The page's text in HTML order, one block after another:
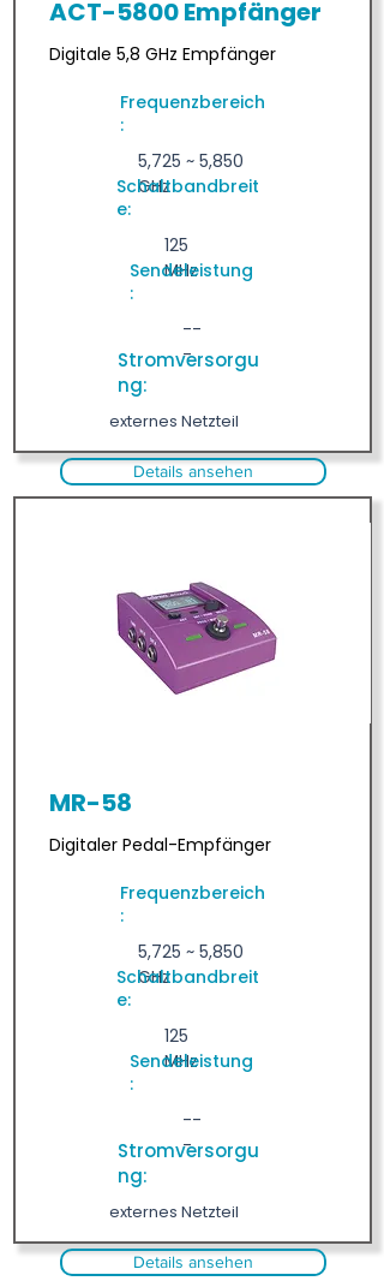
ACT-5800 Empfänger
Digitale 5,8 GHz Empfänger
Frequenzbereich
:
5,725 ~ 5,850
GHz
Schaltbandbreit
e:
125
MHz
Sendeleistung
:
--
-
Stromversorgu
ng:
externes Netzteil
Details ansehen
MR-58
Digitaler Pedal-Empfänger
Frequenzbereich
:
5,725 ~ 5,850
GHz
Schaltbandbreit
e:
125
MHz
Sendeleistung
:
--
-
Stromversorgu
ng:
externes Netzteil
Details ansehen